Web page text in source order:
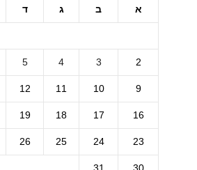
א ב ג ד
2
3
4
5
9
10
11
12
16
17
18
19
23
24
25
26